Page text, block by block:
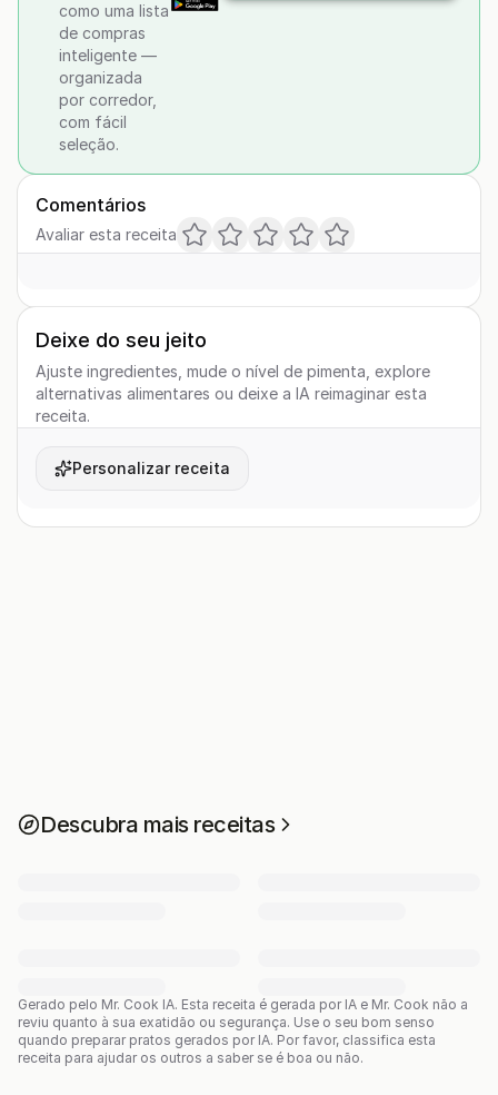
como uma lista
de compras
inteligente —
organizada
por corredor,
com fácil
seleção.
Comentários
Avaliar esta receita
Deixe do seu jeito
Ajuste ingredientes, mude o nível de pimenta, explore
alternativas alimentares ou deixe a IA reimaginar esta
receita.
Personalizar receita
Descubra mais receitas
Gerado pelo Mr. Cook IA. Esta receita é gerada por IA e Mr. Cook não a
reviu quanto à sua exatidão ou segurança. Use o seu bom senso
quando preparar pratos gerados por IA. Por favor, classifica esta
receita para ajudar os outros a saber se é boa ou não.